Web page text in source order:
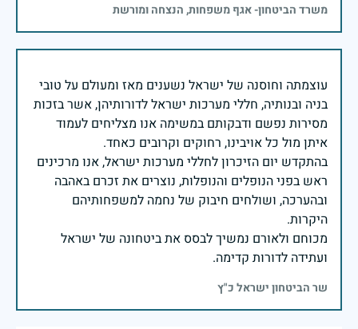
משרד הביטחון- אגף משפחות, הנצחה ומורשת
עוצמתה וחוסנה של ישראל נשענים מאז ומעולם על טובי
בניה ובנותיה, חללי מערכות ישראל לדורותיהן, אשר בזכות
מסירות נפשם ודבקותם במשימה אנו מצליחים לעמוד
בהתקדש יום הזיכרון לחללי מערכות ישראל, אנו מרכינים
ראש בפני הנופלים והנופלות, נוצרים את זכרם באהבה
ובהערכה, ושולחים חיבוק של נחמה למשפחותיהם
מכוחם ולאורם נמשיך לבסס את ביטחונה של ישראל
ועתידה לדורות קדימה.
שר הביטחון ישראל כ"ץ